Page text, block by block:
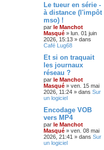
Le tueur en série -
à distance (l'impôt
mso) !
par le Manchot
Masqué » lun. 01 juin
2026, 15:13 » dans
Café Lug68
Et si on traquait
les journaux
réseau ?
par le Manchot
Masqué » ven. 15 mai
2026, 11:24 » dans Sur
un logiciel
Encodage VOB
vers MP4
par le Manchot
Masqué » ven. 08 mai
2026, 21:41 » dans Sur
un logiciel